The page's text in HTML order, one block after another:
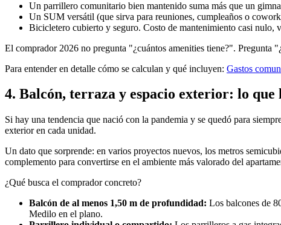
Un parrillero comunitario bien mantenido suma más que un
Un SUM versátil (que sirva para reuniones, cumpleaños o
Bicicletero cubierto y seguro. Costo de mantenimiento casi nulo,
El comprador 2026 no pregunta "¿cuántos amenities tiene?". Pregunta
Para entender en detalle cómo se calculan y qué incluyen: Gastos
4. Balcón, terraza y espacio exterior: lo que
Si hay una tendencia que nació con la pandemia y se quedó para
exterior en cada unidad.
Un dato que sorprende: en varios proyectos nuevos, los metros
complemento para convertirse en el ambiente más valorado del
¿Qué busca el comprador concreto?
Balcón de al menos 1,50 m de profundidad: Los balcones de
Medilo en el plano.